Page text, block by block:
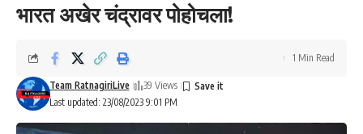
भारत अखेर चंद्रावर पोहोचला!
Last updated: 23/08/2023 9:01 PM
Team RatnagiriLive 39 Views
1 Min Read